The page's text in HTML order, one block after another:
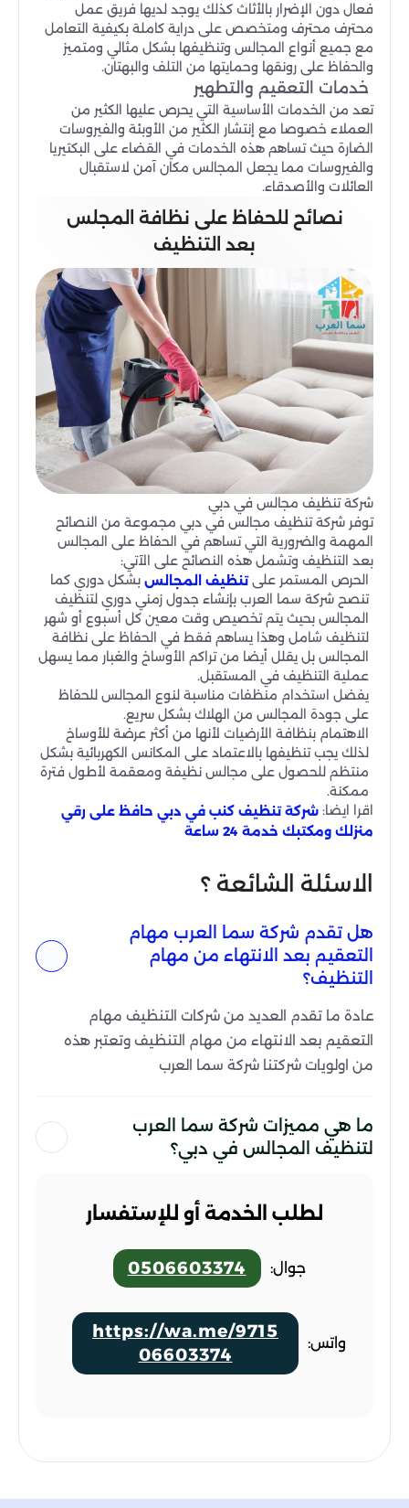
فعال دون الإضرار بالأثاث كذلك يوجد لديها فريق عمل
محترف محترف ومتخصص على دراية كاملة بكيفية التعامل
مع جميع أنواع المجالس وتنظيفها بشكل مثالي ومتميز
والحفاظ على رونقها وحمايتها من التلف والبهتان.
خدمات التعقيم والتطهير
تعد من الخدمات الأساسية التي يحرص عليها الكثير من
العملاء خصوصا مع إنتشار الكثير من الأوبئة والفيروسات
الضارة حيث تساهم هذه الخدمات في القضاء على البكتيريا
والفيروسات مما يجعل المجالس مكان آمن لاستقبال
العائلات والأصدقاء.
نصائح للحفاظ على نظافة المجلس
بعد التنظيف
شركة تنظيف مجالس في دبي
توفر شركة تنظيف مجالس في دبي مجموعة من النصائح
المهمة والضرورية التي تساهم في الحفاظ على المجالس
بعد التنظيف وتشمل هذه النصائح على الآتي:
الحرص المستمر علىتنظيف المجالس بشكل دوري كما
تنصح شركة سما العرب بإنشاء جدول زمني دوري لتنظيف
المجالس بحيث يتم تخصيص وقت معين كل أسبوع أو شهر
لتنظيف شامل وهذا يساهم فقط في الحفاظ على نظافة
المجالس بل يقلل أيضا من تراكم الأوساخ والغبار مما يسهل
عملية التنظيف في المستقبل.
يفضل استخدام منظفات مناسبة لنوع المجالس للحفاظ
على جودة المجالس من الهلاك بشكل سريع.
الاهتمام بنظافة الأرضيات لأنها من أكثر عرضة للأوساخ
لذلك يجب تنظيفها بالاعتماد على المكانس الكهربائية بشكل
منتظم للحصول على مجالس نظيفة ومعقمة لأطول فترة
ممكنة.
اقرا ايضا: شركة تنظيف كنب في دبي حافظ على رقي
منزلك ومكتبك خدمة 24 ساعة
الاسئلة الشائعة ؟
هل تقدم شركة سما العرب مهام
التعقيم بعد الانتهاء من مهام
التنظيف؟
عادة ما تقدم العديد من شركات التنظيف مهام
التعقيم بعد الانتهاء من مهام التنظيف وتعتبر هذه
من اولويات شركتنا شركة سما العرب
ما هي مميزات شركة سما العرب
لتنظيف المجالس في دبي؟
لطلب الخدمة أو للإستفسار
جوال: 0506603374
واتس:
https://wa.me/9715
06603374